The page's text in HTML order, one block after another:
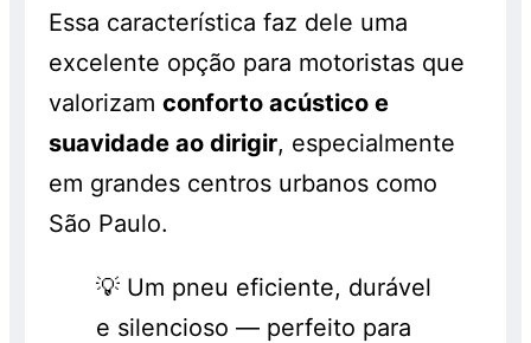
Essa característica faz dele uma
excelente opção para motoristas que
valorizamconforto acústico e
suavidade ao dirigir, especialmente
em grandes centros urbanos como
São Paulo.
💡 Um pneu eficiente, durável
e silencioso — perfeito para